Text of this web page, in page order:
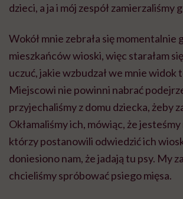
dzieci, a ja i mój zespół zamierzaliśmy
Wokół mnie zebrała się momentalnie
mieszkańców wioski, więc starałam
uczuć, jakie wzbudzał we mnie widok
Miejscowi nie powinni nabrać
przyjechaliśmy z domu dziecka, żeby
Okłamaliśmy ich, mówiąc, że
którzy postanowili odwiedzić ich
doniesiono nam, że jadają tu psy. My
chcieliśmy spróbować psiego mięsa.